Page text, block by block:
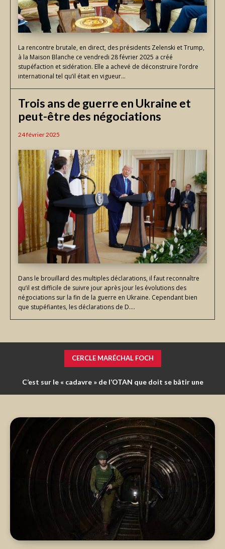
La rencontre brutale, en direct, des présidents Zelenski et Trump,
à la Maison Blanche ce vendredi 28 février 2025 a créé
stupéfaction et sidération. Elle a achevé de déconstruire l’ordre
international tel qu’il était en vigueur...
Trois ans de guerre en Ukraine et
peut-être des négociations
24 février 2025
Dans le brouillard des multiples déclarations, il faut reconnaître
qu’il est difficile de suivre jour après jour les évolutions des
négociations sur la fin de la guerre en Ukraine. Cependant bien
que stupéfiantes, les déclarations de D....
CERCLE MARÉCHAL FOCH
Médias et armées : respect mutuel ou incompréhension